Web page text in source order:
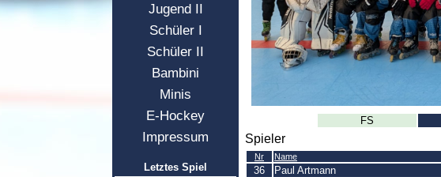
Jugend II
Schüler I
Schüler II
Bambini
Minis
E-Hockey
Impressum
Letztes Spiel
FS
Spieler
Nr Name
36 Paul Artmann